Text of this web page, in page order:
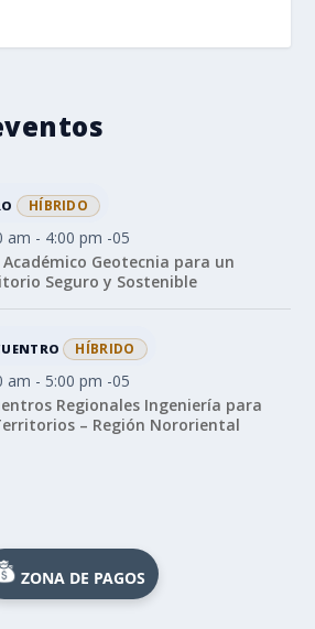
HÍBRIDO
am - 4:00 pm -05
Académico Geotecnia para un
Seguro y Sostenible
HÍBRIDO
am - 5:00 pm -05
Regionales Ingeniería para
– Región Nororiental
ZONA DE PAGOS